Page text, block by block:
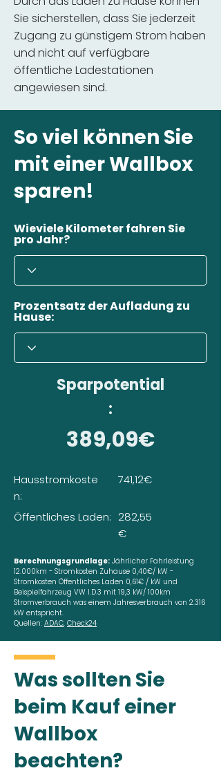
Sie sicherstellen, dass Sie jederzeit
Zugang zu günstigem Strom haben
und nicht auf verfügbare
öffentliche Ladestationen
angewiesen sind.
So viel können Sie
mit einer Wallbox
sparen!
Wieviele Kilometer fahren Sie
pro Jahr?
Prozentsatz der Aufladung zu
Hause:
Sparpotential
:
389,09€
Hausstromkoste
n:
Öffentliches Laden:
741,12€
282,55
€
Berechnungsgrundlage: Jährlicher Fahrleistung
12.000km - Stromkosten Zuhause 0,40€/ kW -
Stromkosten Öffentliches Laden 0,61€ / kW und
Beispielfahrzeug VW I.D.3 mit 19,3 kW/ 100km
Stromverbrauch was einem Jahresverbrauch von 2.316
kW entspricht.
Quellen: ADAC, Check24
Was sollten Sie
beim Kauf einer
Wallbox
beachten?